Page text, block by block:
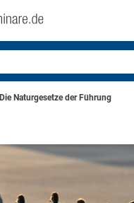
Die Naturgesetze der Führung